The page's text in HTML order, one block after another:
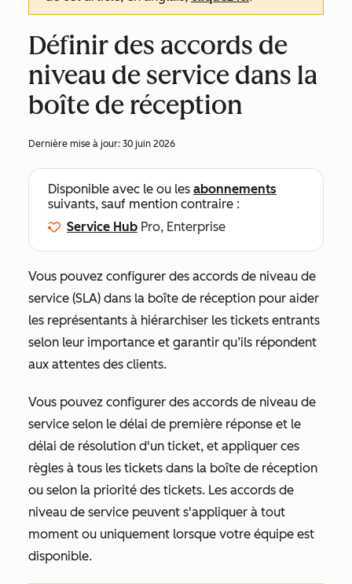
Définir des accords de
niveau de service dans la
boîte de réception
Dernière mise à jour: 30 juin 2026
Disponible avec le ou les abonnements
suivants, sauf mention contraire :
Service Hub Pro, Enterprise
Vous pouvez configurer des accords de niveau de
service (SLA) dans la boîte de réception pour aider
les représentants à hiérarchiser les tickets entrants
selon leur importance et garantir qu’ils répondent
aux attentes des clients.
Vous pouvez configurer des accords de niveau de
service selon le délai de première réponse et le
délai de résolution d'un ticket, et appliquer ces
règles à tous les tickets dans la boîte de réception
ou selon la priorité des tickets. Les accords de
niveau de service peuvent s'appliquer à tout
moment ou uniquement lorsque votre équipe est
disponible.